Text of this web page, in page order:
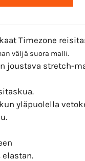
Timezone
väljä suora malli.
joustava stretch-
yläpuolella
elastan.